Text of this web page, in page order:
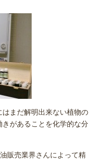
まだ解明出来ない植物の
があることを化学的な分
販売業界さんによって精